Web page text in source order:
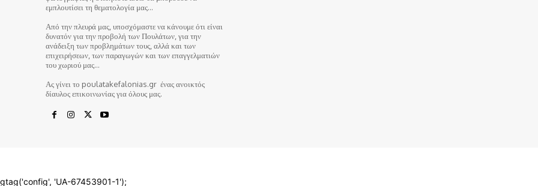
εμπλουτίσει τη θεματολογία μας…
Από την πλευρά μας, υποσχόμαστε να κάνουμε ότι είναι
δυνατόν για την προβολή των Πουλάτων, για την
ανάδειξη των προβλημάτων τους, αλλά και των
επιχειρήσεων, των παραγωγών και των επαγγελματιών
του χωριού μας…
Ας γίνει το poulatakefalonias.gr ένας ανοικτός
δίαυλος επικοινωνίας για όλους μας.
gtag('config', 'UA-67453901-1');